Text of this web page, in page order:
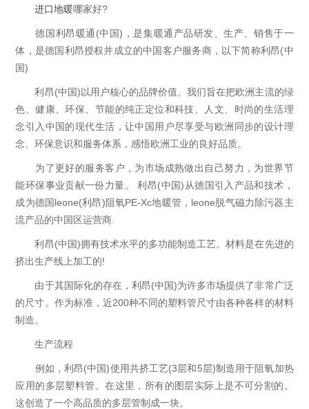
进口地暖哪家好?
德国利昂暖通(中国)，是集暖通产品研发、生产、销售于一
体，是德国利昂授权并成立的中国客户服务商，以下简称利昂(中
国)
利昂(中国)以用户核心的品牌价值。我们旨在把欧洲主流的绿
色、健康、环保、节能的纯正定位和科技、人文、时尚的生活理
念引入中国的现代生活，让中国用户尽享受与欧洲同步的设计理
念、环保意识和服务体系，感悟欧洲工业的良好品质。
为了更好的服务客户，为市场成熟做出自己努力，为世界节
能环保事业贡献一份力量。 利昂(中国)从德国引入产品和技术，
成为德国leone(利昂)阻氧PE-Xc地暖管，leone脱气磁力除污器主
流产品的中国区运营商.
利昂(中国)拥有技术水平的多功能制造工艺。材料是在先进的
挤出生产线上加工的!
由于其国际化的存在，利昂(中国)为许多市场提供了非常广泛
的尺寸。作为标准，近200种不同的塑料管尺寸由各种各样的材料
制造。
生产流程
例如，利昂(中国)使用共挤工艺(3层和5层)制造用于阻氧加热
应用的多层塑料管。在这里，所有的图层实际上是不可分割的。
这创造了一个高品质的多层管制成一块。